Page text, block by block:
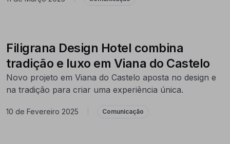
Filigrana Design Hotel combina
tradição e luxo em Viana do Castelo
Novo projeto em Viana do Castelo aposta no design e
na tradição para criar uma experiência única.
10 de Fevereiro 2025 Comunicação